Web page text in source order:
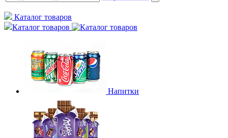
Каталог товаров
Каталог товаров
Напитки